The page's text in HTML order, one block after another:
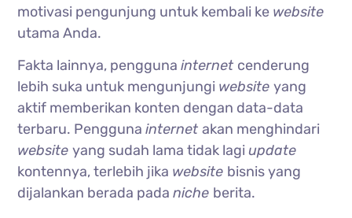
motivasi pengunjung untuk kembali ke website
utama Anda.
Fakta lainnya, penggunainternet cenderung
lebih suka untuk mengunjungi websiteyang
aktif memberikan konten dengan data-data
terbaru. Penggunainternetakan menghindari
websiteyang sudah lama tidak lagiupdate
kontennya, terlebih jika website bisnis yang
dijalankan berada padaniche berita.